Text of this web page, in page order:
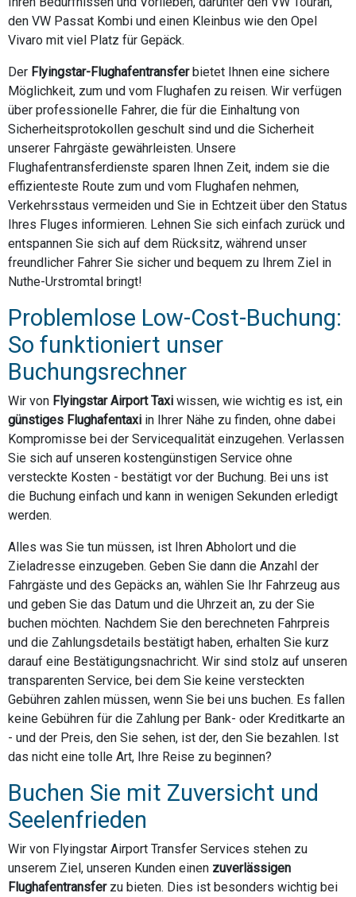
den VW Passat Kombi und einen Kleinbus wie den Opel
Vivaro mit viel Platz für Gepäck.
Der Flyingstar-Flughafentransferbietet Ihnen eine sichere
Möglichkeit, zum und vom Flughafen zu reisen. Wir verfügen
über professionelle Fahrer, die für die Einhaltung von
Sicherheitsprotokollen geschult sind und die Sicherheit
unserer Fahrgäste gewährleisten. Unsere
Flughafentransferdienste sparen Ihnen Zeit, indem sie die
effizienteste Route zum und vom Flughafen nehmen,
Verkehrsstaus vermeiden und Sie in Echtzeit über den Status
Ihres Fluges informieren. Lehnen Sie sich einfach zurück und
entspannen Sie sich auf dem Rücksitz, während unser
freundlicher Fahrer Sie sicher und bequem zu Ihrem Ziel in
Nuthe-Urstromtal bringt!
Problemlose Low-Cost-Buchung:
So funktioniert unser
Buchungsrechner
Wir von Flyingstar Airport Taxi wissen, wie wichtig es ist, ein
günstiges Flughafentaxi in Ihrer Nähe zu finden, ohne dabei
Kompromisse bei der Servicequalität einzugehen. Verlassen
Sie sich auf unseren kostengünstigen Service ohne
versteckte Kosten - bestätigt vor der Buchung. Bei uns ist
die Buchung einfach und kann in wenigen Sekunden erledigt
werden.
Alles was Sie tun müssen, ist Ihren Abholort und die
Zieladresse einzugeben. Geben Sie dann die Anzahl der
Fahrgäste und des Gepäcks an, wählen Sie Ihr Fahrzeug aus
und geben Sie das Datum und die Uhrzeit an, zu der Sie
buchen möchten. Nachdem Sie den berechneten Fahrpreis
und die Zahlungsdetails bestätigt haben, erhalten Sie kurz
darauf eine Bestätigungsnachricht. Wir sind stolz auf unseren
transparenten Service, bei dem Sie keine versteckten
Gebühren zahlen müssen, wenn Sie bei uns buchen. Es fallen
keine Gebühren für die Zahlung per Bank- oder Kreditkarte an
- und der Preis, den Sie sehen, ist der, den Sie bezahlen. Ist
das nicht eine tolle Art, Ihre Reise zu beginnen?
Buchen Sie mit Zuversicht und
Seelenfrieden
Wir von Flyingstar Airport Transfer Services stehen zu
unserem Ziel, unseren Kunden einen zuverlässigen
Flughafentransferzu bieten. Dies ist besonders wichtig bei